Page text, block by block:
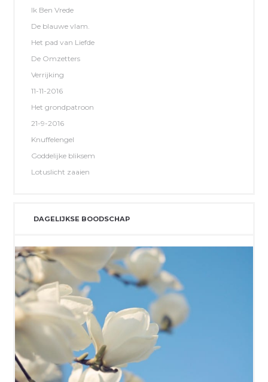
Ik Ben Vrede
De blauwe vlam.
Het pad van Liefde
De Omzetters
Verrijking
11-11-2016
Het grondpatroon
21-9-2016
Knuffelengel
Goddelijke bliksem
Lotuslicht zaaien
DAGELIJKSE BOODSCHAP